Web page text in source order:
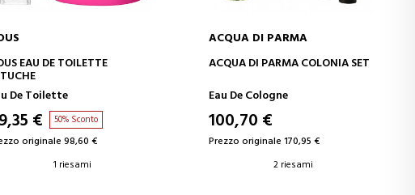
AGGIUNGI AL CARRELLO
EAU DE TOILETTE
De Toilette
€ 50% Sconto
originale 98,60 €
1 riesami
AGGIUNGI AL CARRELLO
ACQUA DI PARMA
ACQUA DI PARMA COLONIA SET
Eau De Cologne
100,70 €
Prezzo originale 170,95 €
2 riesami